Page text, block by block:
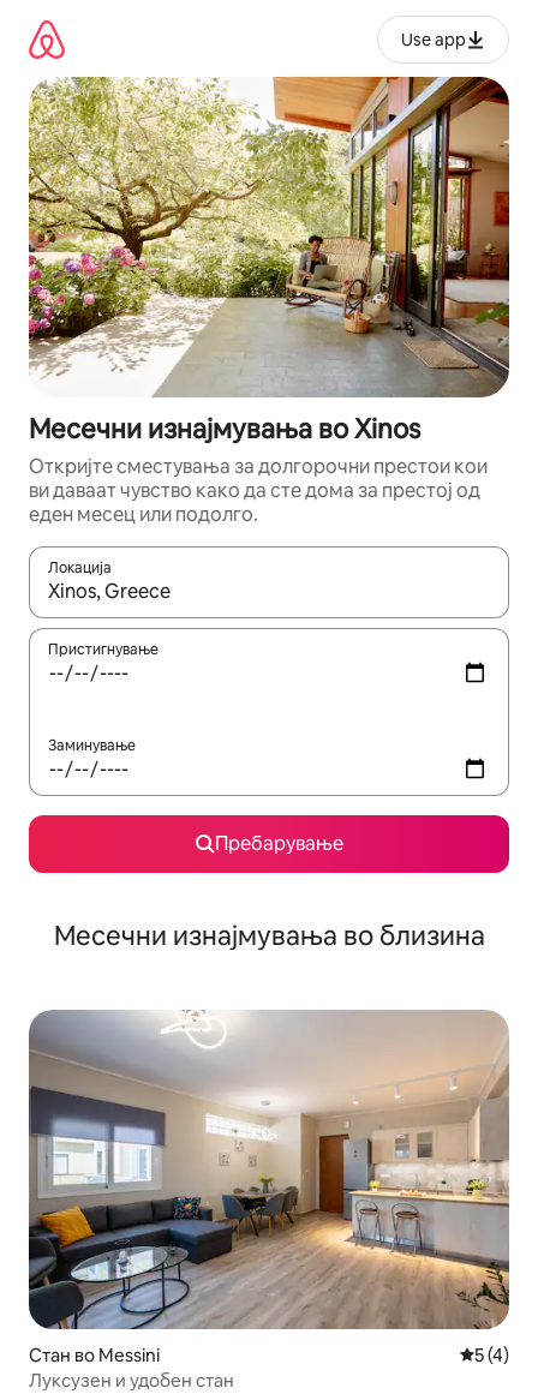
содржина
Use app
Месечни изнајмувања во Xinos
Откријте сместувања за долгорочни престои кои
ви даваат чувство како да сте дома за престој од
еден месец или подолго.
Локација
Кога резултатите се достапни, движете се со копчињата
Пристигнување
Заминување
Пребарување
Месечни изнајмувања во близина
Стан во Messini
5 (4)
Луксузен и удобен стан